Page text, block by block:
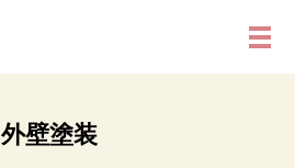
メ
外壁塗装